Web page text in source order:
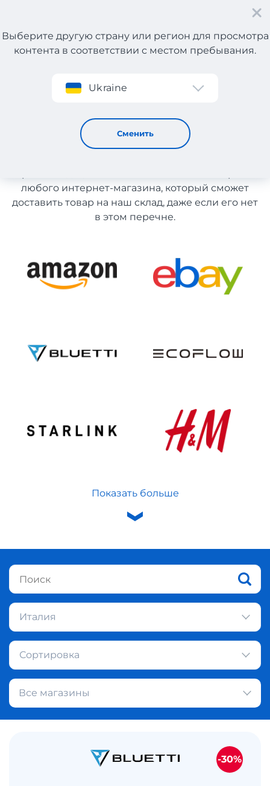
Регистрация
Выберите другую страну или регион для просмотра
контента в соответствии с местом пребывания.
Ukraine
Сменить
Каталог магазинов Италии
Каталог магазинов Италии
любого интернет-магазина, который сможет
доставить товар на наш склад, даже если его нет
в этом перечне.
Показать больше
Италия
Сортировка
Все магазины
-30%